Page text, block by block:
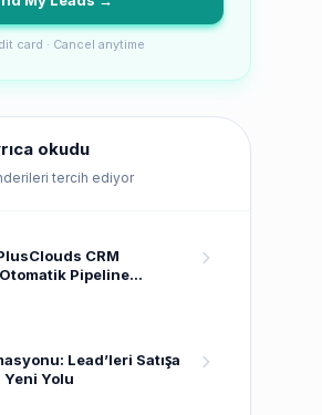
card · Cancel anytime
okudu
tercih ediyor
CRM
Pipeline
Lead’leri Satışa
Yolu